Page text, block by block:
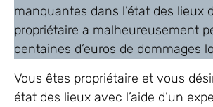
manquantes dans l’état des lieux
propriétaire a malheureusement
centaines d’euros de dommages
Vous êtes propriétaire et vous
état des lieux avec l’aide d’un